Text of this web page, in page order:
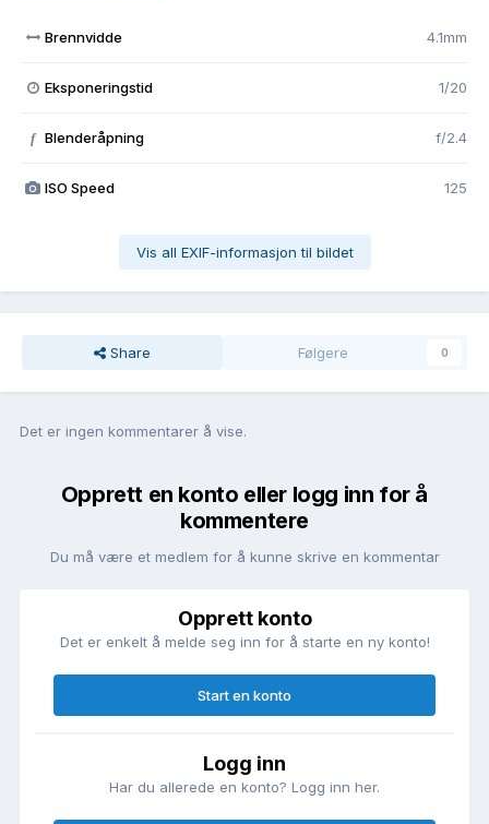
Brennvidde 4.1mm
Eksponeringstid 1/20
f Blenderåpning f/2.4
ISO Speed 125
Vis all EXIF-informasjon til bildet
Share Følgere 0
Det er ingen kommentarer å vise.
Opprett en konto eller logg inn for å
kommentere
Du må være et medlem for å kunne skrive en kommentar
Opprett konto
Det er enkelt å melde seg inn for å starte en ny konto!
Start en konto
Logg inn
Har du allerede en konto? Logg inn her.